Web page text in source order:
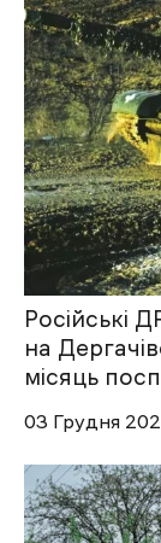
Російські
на
місяць
03 Грудня